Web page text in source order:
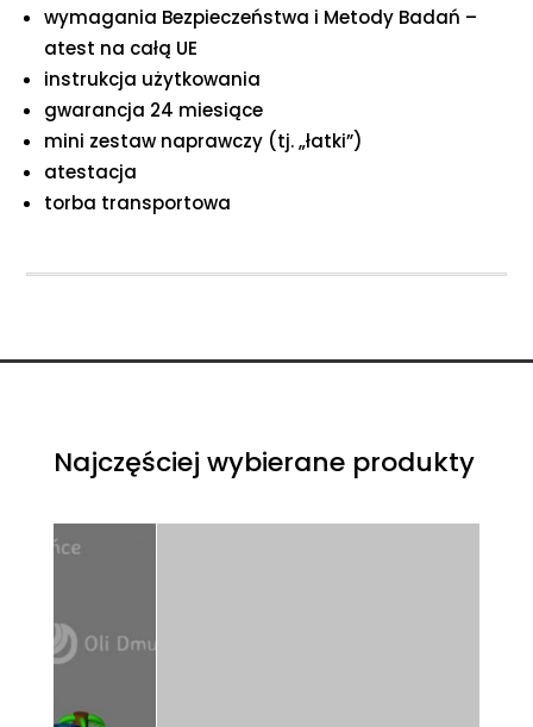
wymagania Bezpieczeństwa i Metody Badań –
atest na całą UE
instrukcja użytkowania
gwarancja 24 miesiące
mini zestaw naprawczy (tj. „łatki”)
atestacja
torba transportowa
Najczęściej wybierane produkty